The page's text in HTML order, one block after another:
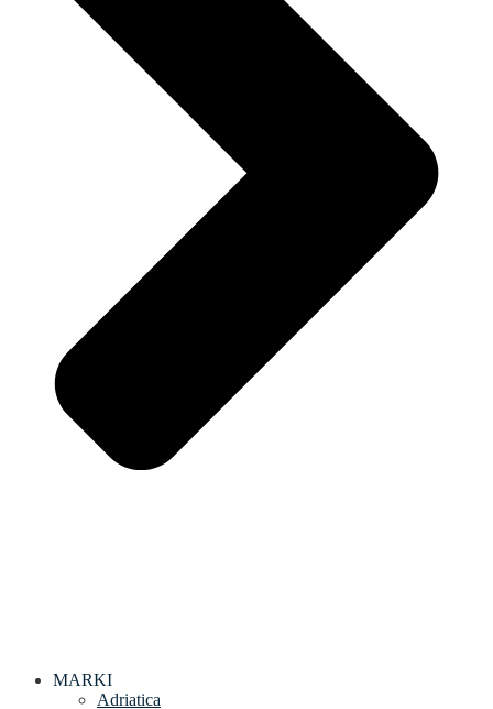
MARKI
Adriatica